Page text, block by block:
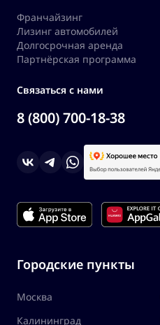
Франчайзинг
Лизинг автомобилей
Долгосрочная аренда
Партнёрская программа
Связаться с нами
8 (800) 700-18-38
Городские пункты
Москва
Калининград